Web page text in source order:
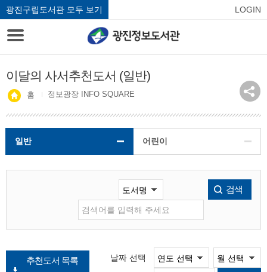
광진구립도서관 모두 보기 LOGIN
이달의 사서추천도서 (일반)
홈 정보광장 INFO SQUARE
일반 어린이
검색
추천도서 목록
날짜 선택